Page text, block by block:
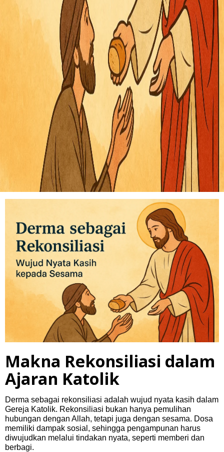
Makna Rekonsiliasi dalam
Ajaran Katolik
Derma sebagai rekonsiliasi adalah wujud nyata kasih dalam
Gereja Katolik. Rekonsiliasi bukan hanya pemulihan
hubungan dengan Allah, tetapi juga dengan sesama. Dosa
memiliki dampak sosial, sehingga pengampunan harus
diwujudkan melalui tindakan nyata, seperti memberi dan
berbagi.